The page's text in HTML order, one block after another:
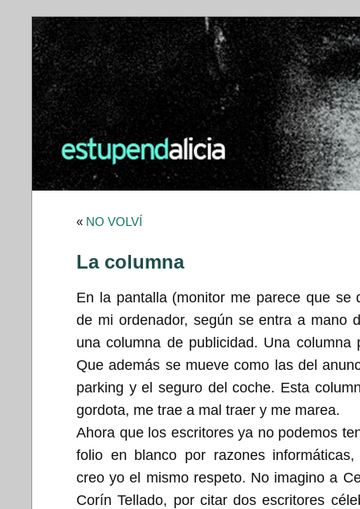
« NO VOLVÍ
La columna
En la pantalla (monitor me parece que se
de mi ordenador, según se entra a mano
una columna de publicidad. Una columna
Que además se mueve como las del
parking y el seguro del coche. Esta
gordota, me trae a mal traer y me marea.
Ahora que los escritores ya no podemos
folio en blanco por razones informáticas,
creo yo el mismo respeto. No imagino a
Corín Tellado, por citar dos escritores